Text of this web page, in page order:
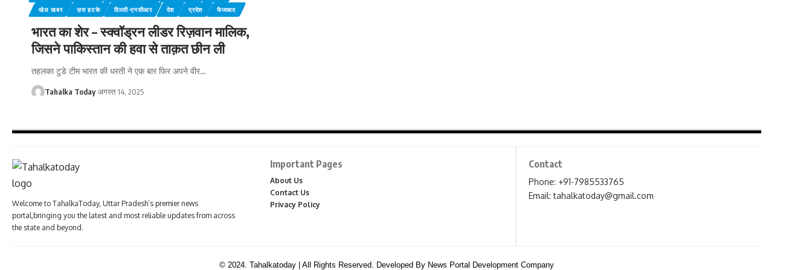
खेल खबर
ज़रा हटके दिल्ली-एनसीआर देश प्रदेश फैजाबाद
भारत का शेर – स्क्वॉड्रन लीडर रिज़वान मालिक,
जिसने पाकिस्तान की हवा से ताक़त छीन ली
तहलका टुडे टीम भारत की धरती ने एक बार फिर अपने वीर…
Tahalka Today अगस्त 14, 2025
Welcome to TahalkaToday, Uttar Pradesh’s premier news
portal,bringing you the latest and most reliable updates from across
the state and beyond.
Important Pages
About Us
Contact Us
Privacy Policy
Contact
Phone: +91-7985533765
Email:tahalkatoday@gmail.com
© 2024. Tahalkatoday | All Rights Reserved. Developed By News Portal Development Company